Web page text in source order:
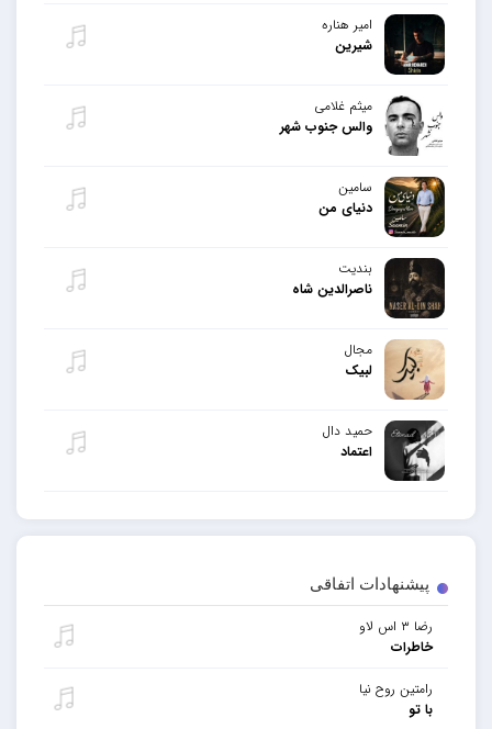
پیشنهادات اتفاقی
رضا ۳ اس لاو
خاطرات
رامتین روح نیا
با تو
امیر هناره
شیرین
میثم غلامی
والس جنوب شهر
سامین
دنیای من
بندیت
ناصرالدین شاه
مجال
لبیک
حمید دال
اعتماد